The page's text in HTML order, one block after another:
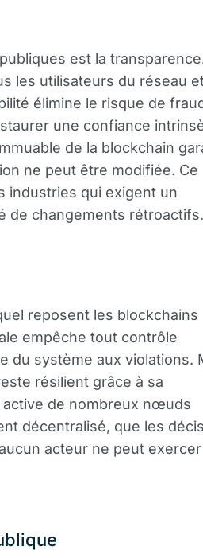
est la
les utilisateurs du réseau
élimine le risque de
une confiance
de la blockchain
ne peut être modifiée. Ce
industries qui exigent un
de changements rétroactifs.
reposent les blockchains
empêche tout contrôle
du système aux violations.
résilient grâce à sa
active de nombreux nœuds
décentralisé, que les
acteur ne peut